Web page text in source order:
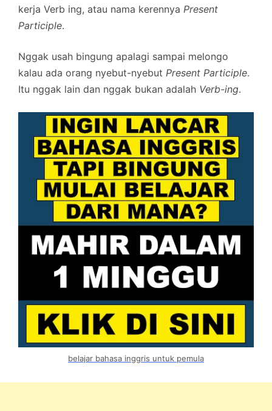
kerja Verb ing, atau nama kerennya Present
Participle.
Nggak usah bingung apalagi sampai melongo
kalau ada orang nyebut-nyebut Present Participle.
Itu nggak lain dan nggak bukan adalah Verb-ing.
belajar bahasa inggris untuk pemula